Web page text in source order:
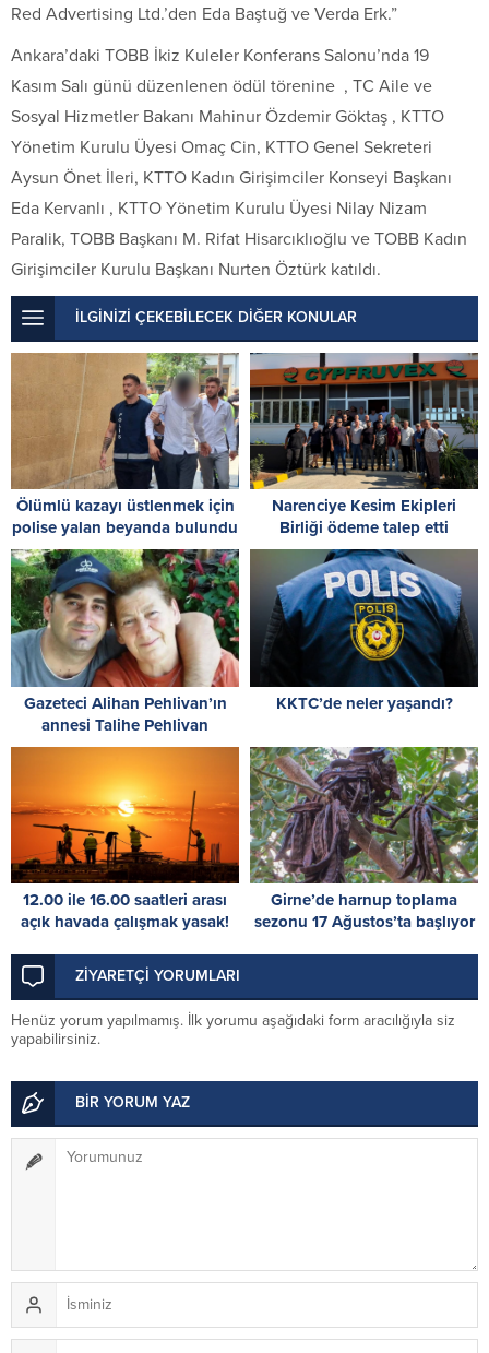
Red Advertising Ltd.’den Eda Baştuğ ve Verda Erk.”
Ankara’daki TOBB İkiz Kuleler Konferans Salonu’nda 19
Kasım Salı günü düzenlenen ödül törenine , TC Aile ve
Sosyal Hizmetler Bakanı Mahinur Özdemir Göktaş , KTTO
Yönetim Kurulu Üyesi Omaç Cin, KTTO Genel Sekreteri
Aysun Önet İleri, KTTO Kadın Girişimciler Konseyi Başkanı
Eda Kervanlı , KTTO Yönetim Kurulu Üyesi Nilay Nizam
Paralik, TOBB Başkanı M. Rifat Hisarcıklıoğlu ve TOBB Kadın
Girişimciler Kurulu Başkanı Nurten Öztürk katıldı.
İLGİNİZİ ÇEKEBİLECEK DİĞER KONULAR
Ölümlü kazayı üstlenmek için
polise yalan beyanda bulundu
Narenciye Kesim Ekipleri
Birliği ödeme talep etti
Gazeteci Alihan Pehlivan’ın
annesi Talihe Pehlivan
hayatını kaybetti
KKTC’de neler yaşandı?
12.00 ile 16.00 saatleri arası
açık havada çalışmak yasak!
Girne’de harnup toplama
sezonu 17 Ağustos’ta başlıyor
ZİYARETÇİ YORUMLARI
Henüz yorum yapılmamış. İlk yorumu aşağıdaki form aracılığıyla siz
yapabilirsiniz.
BİR YORUM YAZ